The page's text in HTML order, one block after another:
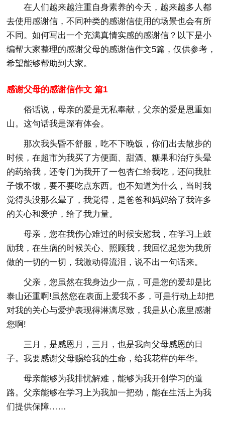
在人们越来越注重自身素养的今天，越来越多人都
去使用感谢信，不同种类的感谢信使用的场景也会有所
不同。如何写出一个充满真情实感的感谢信？以下是小
编帮大家整理的感谢父母的感谢信作文5篇，仅供参考，
希望能够帮助到大家。
感谢父母的感谢信作文 篇1
俗话说，母亲的爱是无私奉献，父亲的爱是恩重如
山。这句话我是深有体会。
那次我头昏不舒服，吃不下晚饭，你们出去散步的
时候，在超市为我买了方便面、甜酒、糖果和治疗头晕
的药给我，还专门为我开了一包杏仁给我吃，还问我肚
子饿不饿，要不要吃点东西。也不知道为什么，当时我
觉得头没那么晕了，我觉得，是爸爸和妈妈给了我许多
的关心和爱护，给了我力量。
母亲，您在我伤心难过的时候安慰我，在学习上鼓
励我，在生病的时候关心、照顾我，我回忆起您为我所
做的一切的一切，我激动得流泪，说不出一句话来。
父亲，您虽然在我身边少一点，可是您的爱却是比
泰山还重啊!虽然您在表面上爱我不多，可是行动上却把
对我的关心与爱护表现得淋漓尽致，我是从心底里感谢
您啊!
三月，是感恩月，三月，也是我向父母感恩的日
子。我要感谢父母赐给我的生命，给我花样的年华。
母亲能够为我排忧解难，能够为我开创学习的道
路。父亲能够在学习上为我加一把劲，能在生活上为我
们提供保障……